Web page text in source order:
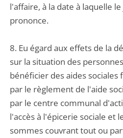
l'affaire, à la date à laquelle
prononce.
8. Eu égard aux effets de la
sur la situation des
bénéficier des aides sociales
par le règlement de l'aide
par le centre communal
l'accès à l'épicerie sociale et
sommes couvrant tout ou